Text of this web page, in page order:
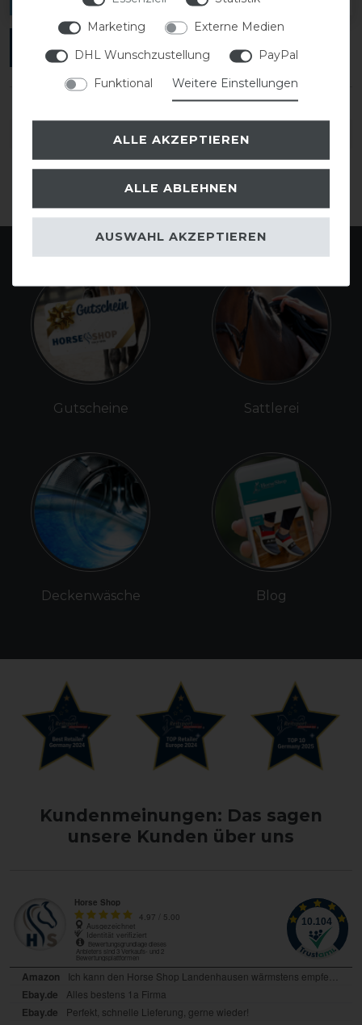
ANMELDEN
DETAILS ZUR PRODUKTSICHERHEIT
Gutscheine
Deckenwäsche
Sattlerei
Blog
Kundenmeinungen: Das sagen
unsere Kunden über uns
Marketing
Externe Medien
DHL Wunschzustellung
PayPal
Funktional
Weitere Einstellungen
ALLE AKZEPTIEREN
ALLE ABLEHNEN
AUSWAHL AKZEPTIEREN